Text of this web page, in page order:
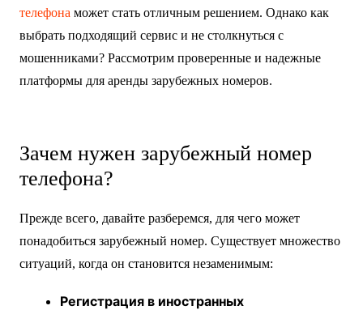
телефона может стать отличным решением. Однако как
выбрать подходящий сервис и не столкнуться с
мошенниками? Рассмотрим проверенные и надежные
платформы для аренды зарубежных номеров.
Зачем нужен зарубежный номер
телефона?
Прежде всего, давайте разберемся, для чего может
понадобиться зарубежный номер. Существует множество
ситуаций, когда он становится незаменимым:
Регистрация в иностранных